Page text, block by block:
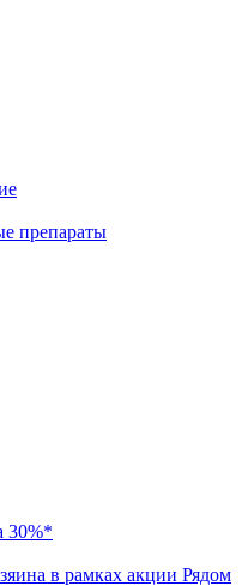
препараты
30%*
в рамках акции Рядом